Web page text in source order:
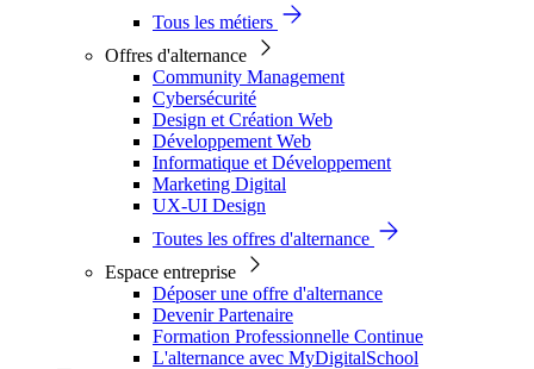
Tous les métiers
Offres d'alternance
Community Management
Cybersécurité
Design et Création Web
Développement Web
Informatique et Développement
Marketing Digital
UX-UI Design
Toutes les offres d'alternance
Espace entreprise
Déposer une offre d'alternance
Devenir Partenaire
Formation Professionnelle Continue
L'alternance avec MyDigitalSchool